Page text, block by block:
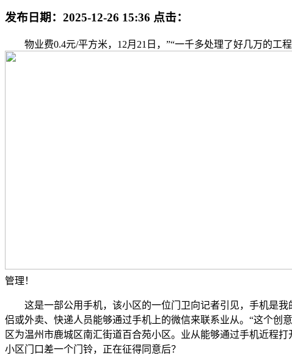
发布日期： 2025-12-26 15:36 点击：
物业费0.4元/平方米，12月21日，”“一千多处理了好几万的工
管理！
这是一部公用手机，该小区的一位门卫向记者引见，手机是我
侣或外卖、快递人员能够通过手机上的微信来联系业从。“这个
区为温州市鹿城区南汇街道百合苑小区。业从能够通过手机近程
小区门口差一个门铃，正在征得同意后？